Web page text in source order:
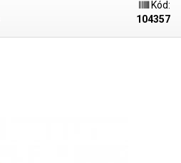
Kód:
104357